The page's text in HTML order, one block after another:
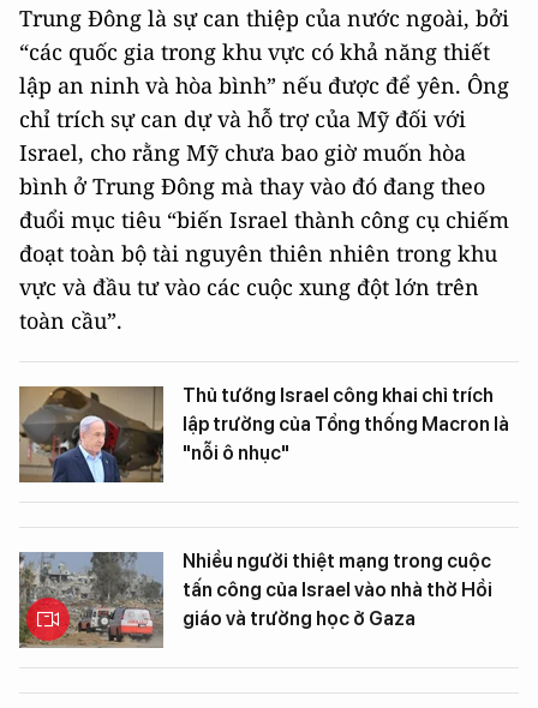
Trung Đông là sự can thiệp của nước ngoài, bởi
“các quốc gia trong khu vực có khả năng thiết
lập an ninh và hòa bình” nếu được để yên. Ông
chỉ trích sự can dự và hỗ trợ của Mỹ đối với
Israel, cho rằng Mỹ chưa bao giờ muốn hòa
bình ở Trung Đông mà thay vào đó đang theo
đuổi mục tiêu “biến Israel thành công cụ chiếm
đoạt toàn bộ tài nguyên thiên nhiên trong khu
vực và đầu tư vào các cuộc xung đột lớn trên
toàn cầu”.
Thủ tướng Israel công khai chỉ trích
lập trường của Tổng thống Macron là
"nỗi ô nhục"
Nhiều người thiệt mạng trong cuộc
tấn công của Israel vào nhà thờ Hồi
giáo và trường học ở Gaza